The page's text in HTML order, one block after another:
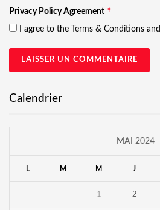
Privacy Policy Agreement *
I agree to the Terms & Conditions and
Calendrier
MAI 2024
L M M J
1 2